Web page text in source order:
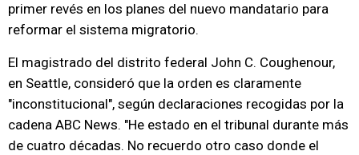
primer revés en los planes del nuevo mandatario para
reformar el sistema migratorio.
El magistrado del distrito federal John C. Coughenour,
en Seattle, consideró que la orden es claramente
"inconstitucional", según declaraciones recogidas por la
cadena ABC News. "He estado en el tribunal durante más
de cuatro décadas. No recuerdo otro caso donde el